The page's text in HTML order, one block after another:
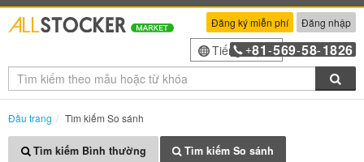
Đăng ký miễn phí Đăng nhập
Tiếng Việt
+81 -569-58-1826
Đầu trang Tìm kiếm So sánh
Tìm kiếm Bình thường Tìm kiếm So sánh